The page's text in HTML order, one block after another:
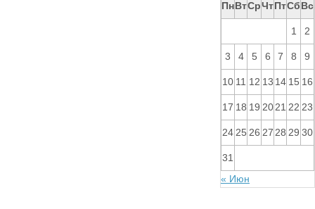
ПнВтСрЧтПтСбВс
1 2
3 4 5 6 7 8 9
10 11 12 13 14 15 16
17 18 19 2021 22 23
2425 26 2728 29 30
31
« Июн